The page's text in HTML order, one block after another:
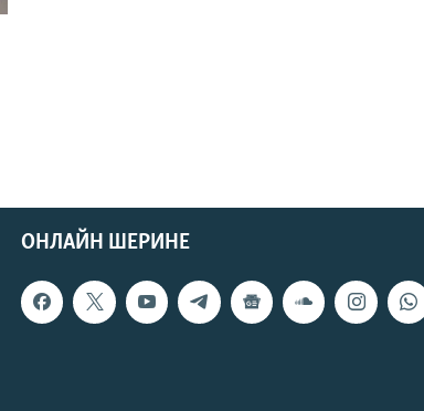
ОНЛАЙН ШЕРИНЕ